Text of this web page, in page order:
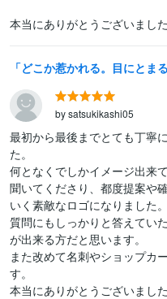
本当にありがとうございました
by satsukikashi05
最初から最後までとても丁寧
た。
何となくでしかイメージ出来
聞いてくださり、都度提案や
いく素敵なロゴになりました。
質問にもしっかりと答えてい
が出来る方だと思います。
また改めて名刺やショップカ
す。
本当にありがとうございました